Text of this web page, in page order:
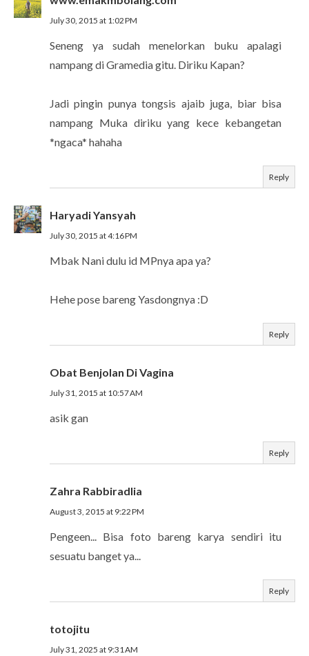
July 30, 2015 at 1:02 PM
Seneng ya sudah menelorkan buku apalagi
nampang di Gramedia gitu. Diriku Kapan?
Jadi pingin punya tongsis ajaib juga, biar bisa
nampang Muka diriku yang kece kebangetan
*ngaca* hahaha
Reply
Haryadi Yansyah
July 30, 2015 at 4:16 PM
Mbak Nani dulu id MPnya apa ya?
Hehe pose bareng Yasdongnya :D
Reply
Obat Benjolan Di Vagina
July 31, 2015 at 10:57 AM
asik gan
Reply
Zahra Rabbiradlia
August 3, 2015 at 9:22 PM
Pengeen... Bisa foto bareng karya sendiri itu
sesuatu banget ya...
Reply
totojitu
July 31, 2025 at 9:31 AM